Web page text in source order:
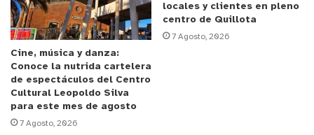
Cine, música y danza:
Conoce la nutrida cartelera
de espectáculos del Centro
Cultural Leopoldo Silva
para este mes de agosto
7 Agosto, 2026
locales y clientes en pleno
centro de Quillota
7 Agosto, 2026